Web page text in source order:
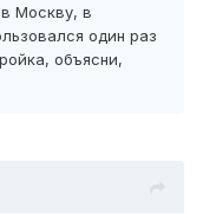
Москву, в
один раз
объясни,